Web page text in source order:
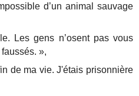
d’un animal sauvage
Les gens n’osent pas vous
»,
de ma vie. J'étais prisonnière